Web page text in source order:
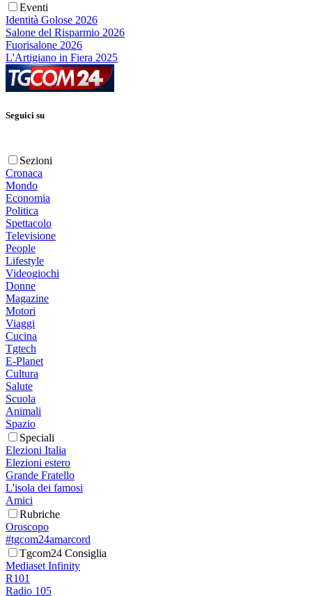
Eventi
Identità Golose 2026
Salone del Risparmio 2026
Fuorisalone 2026
L'Artigiano in Fiera 2025
Seguici su
Sezioni
Cronaca
Mondo
Economia
Politica
Spettacolo
Televisione
People
Lifestyle
Videogiochi
Donne
Magazine
Motori
Viaggi
Cucina
Tgtech
E-Planet
Cultura
Salute
Scuola
Animali
Spazio
Speciali
Elezioni Italia
Elezioni estero
Grande Fratello
L'isola dei famosi
Amici
Rubriche
Oroscopo
#tgcom24amarcord
Tgcom24 Consiglia
Mediaset Infinity
R101
Radio 105